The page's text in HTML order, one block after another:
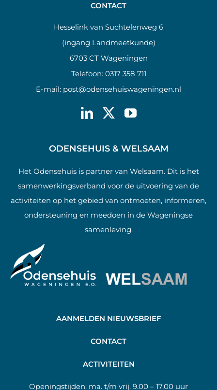
CONTACT
Hesselink van Suchtelenweg 6
(ingang Landmeetkunde)
6703 CT Wageningen
Telefoon: 0317 358 711
E-mail: post@odensehuiswageningen.nl
ODENSEHUIS & WELSAAM
Het Odensehuis is partner van Welsaam. Dit is het
samenwerkingsverband voor de uitvoering van de
activiteiten op het gebied van ontmoeten, informeren,
ondersteuning en meedoen in de Wageningse
samenleving.
AANMELDEN NIEUWSBRIEF
CONTACT
ACTIVITEITEN
Openingstijden: ma. t/m vrij. 9.00 – 17.00 uur